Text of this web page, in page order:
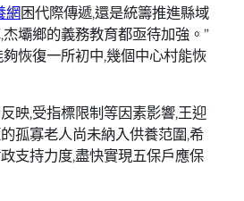
網困代際傳遞,還是統籌推進縣域
壩鄉的義務教育都亟待加強。”
恢復一所初中,幾個中心村能恢
映,受指標限制等因素影響,王迎
孤寡老人尚未納入供養范圍,希
支持力度,盡快實現五保戶應保